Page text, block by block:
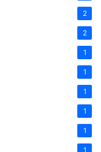
2
2
1
1
1
1
1